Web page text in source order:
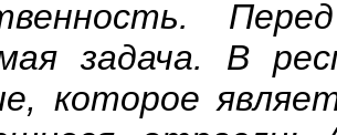
задача. В
которое